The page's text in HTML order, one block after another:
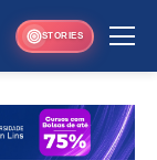
STORIES